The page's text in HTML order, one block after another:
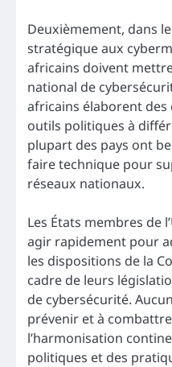
Deuxièmement, dans
stratégique aux
africains doivent
national de
africains élaborent des
outils politiques à
plupart des pays ont
faire technique pour
réseaux nationaux.
Les États membres de
agir rapidement pour
les dispositions de la
cadre de leurs
de cybersécurité.
prévenir et à
l’harmonisation
politiques et des